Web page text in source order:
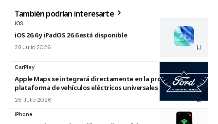
También podrían interesarte
iOS
iOS 26.6 y iPadOS 26.6 está disponible
28 Julio 2026
CarPlay
Apple Maps se integrará directamente en la próxima
plataforma de vehículos eléctricos universales de Ford
26 Julio 2026
iPhone